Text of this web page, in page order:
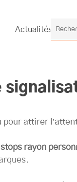
Communication
Alimentaire
Actualités
pour attirer
stops rayon